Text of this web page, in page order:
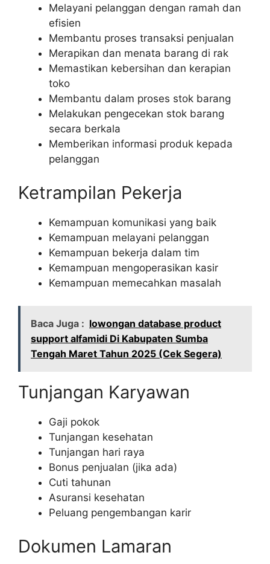
Melayani pelanggan dengan ramah dan
efisien
Membantu proses transaksi penjualan
Merapikan dan menata barang di rak
Memastikan kebersihan dan kerapian
toko
Membantu dalam proses stok barang
Melakukan pengecekan stok barang
secara berkala
Memberikan informasi produk kepada
pelanggan
Ketrampilan Pekerja
Kemampuan komunikasi yang baik
Kemampuan melayani pelanggan
Kemampuan bekerja dalam tim
Kemampuan mengoperasikan kasir
Kemampuan memecahkan masalah
Baca Juga : lowongan database product
support alfamidi Di Kabupaten Sumba
Tengah Maret Tahun 2025 (Cek Segera)
Tunjangan Karyawan
Gaji pokok
Tunjangan kesehatan
Tunjangan hari raya
Bonus penjualan (jika ada)
Cuti tahunan
Asuransi kesehatan
Peluang pengembangan karir
Dokumen Lamaran